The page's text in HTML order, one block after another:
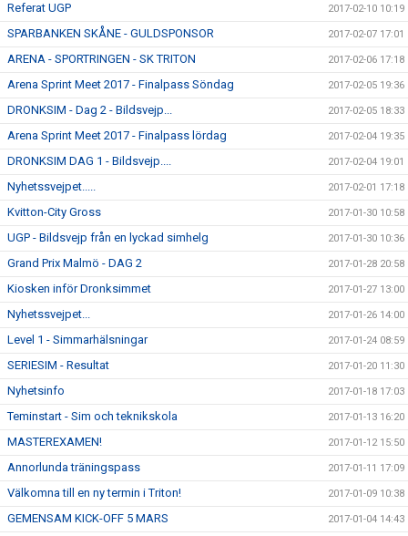
Referat UGP 2017-02-10 10:19
SPARBANKEN SKÅNE - GULDSPONSOR 2017-02-07 17:01
ARENA - SPORTRINGEN - SK TRITON 2017-02-06 17:18
Arena Sprint Meet 2017 - Finalpass Söndag 2017-02-05 19:36
DRONKSIM - Dag 2 - Bildsvejp... 2017-02-05 18:33
Arena Sprint Meet 2017 - Finalpass lördag 2017-02-04 19:35
DRONKSIM DAG 1 - Bildsvejp.... 2017-02-04 19:01
Nyhetssvejpet..... 2017-02-01 17:18
Kvitton-City Gross 2017-01-30 10:58
UGP - Bildsvejp från en lyckad simhelg 2017-01-30 10:36
Grand Prix Malmö - DAG 2 2017-01-28 20:58
Kiosken inför Dronksimmet 2017-01-27 13:00
Nyhetssvejpet... 2017-01-26 14:00
Level 1 - Simmarhälsningar 2017-01-24 08:59
SERIESIM - Resultat 2017-01-20 11:30
Nyhetsinfo 2017-01-18 17:03
Teminstart - Sim och teknikskola 2017-01-13 16:20
MASTEREXAMEN! 2017-01-12 15:50
Annorlunda träningspass 2017-01-11 17:09
Välkomna till en ny termin i Triton! 2017-01-09 10:38
GEMENSAM KICK-OFF 5 MARS 2017-01-04 14:43